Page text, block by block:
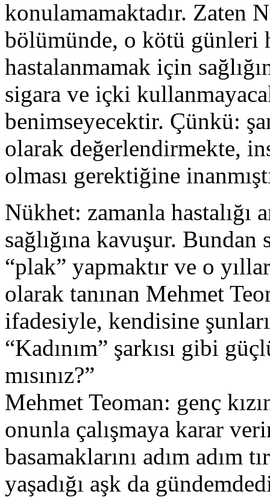
konulamamaktadır. Zaten
bölümünde, o kötü günleri
hastalanmamak için
sigara ve içki
benimseyecektir. Çünkü:
olarak değerlendirmekte,
olması gerektiğine
Nükhet: zamanla hastalığı
sağlığına kavuşur.
“plak” yapmaktır ve o
olarak tanınan Mehmet
ifadesiyle, kendisine
“Kadınım” şarkısı gibi
mısınız?”
Mehmet Teoman: genç
onunla çalışmaya karar
basamaklarını adım adım
yaşadığı aşk da